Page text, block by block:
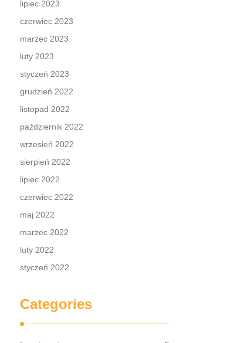
lipiec 2023
czerwiec 2023
marzec 2023
luty 2023
styczeń 2023
grudzień 2022
listopad 2022
październik 2022
wrzesień 2022
sierpień 2022
lipiec 2022
czerwiec 2022
maj 2022
marzec 2022
luty 2022
styczeń 2022
Categories